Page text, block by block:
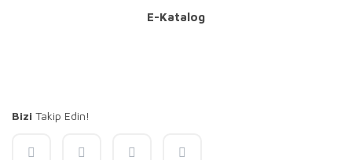
E-Katalog
Bizi Takip Edin!